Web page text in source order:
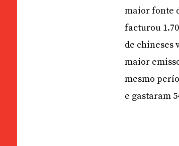
maior fonte
facturou
de chineses
maior
mesmo
e gastaram